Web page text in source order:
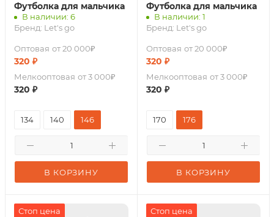
Футболка для мальчика
В наличии: 6
Бренд: Let's go
Оптовая от 20 000₽
320 ₽
Мелкооптовая от 3 000₽
320 ₽
В КОРЗИНУ
134 140 146
Футболка для мальчика
В наличии: 1
Бренд: Let's go
Оптовая от 20 000₽
320 ₽
Мелкооптовая от 3 000₽
320 ₽
В КОРЗИНУ
170 176
Стоп цена Стоп цена